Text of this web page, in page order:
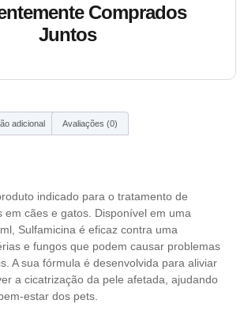
Comprados
Juntos
adicional Avaliações (0)
indicado para o tratamento de
em cães e gatos. Disponível em uma
Sulfamicina é eficaz contra uma
e fungos que podem causar problemas
A sua fórmula é desenvolvida para aliviar
a cicatrização da pele afetada, ajudando
estar dos pets.